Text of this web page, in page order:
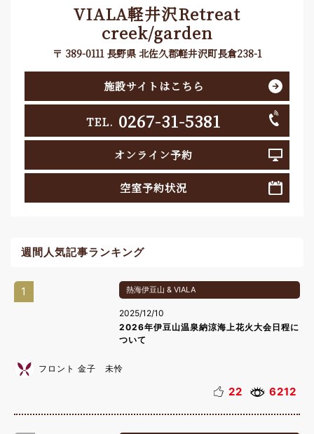
VIALA軽井沢Retreat
creek/garden
〒 389-0111 長野県 北佐久郡軽井沢町長倉238-1
施設サイトはこちら
TEL. 0267-31-5381
オンライン予約
空室予約状況
週間人気記事ランキング
1 熱海伊豆山 & VIALA
2025/12/10
2026年伊豆山温泉納涼海上花火大会日程に
ついて
フロント 金子 未怜
22 6212